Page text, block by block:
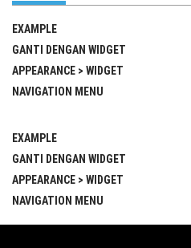
EXAMPLE
GANTI DENGAN WIDGET
APPEARANCE > WIDGET
NAVIGATION MENU
EXAMPLE
GANTI DENGAN WIDGET
APPEARANCE > WIDGET
NAVIGATION MENU